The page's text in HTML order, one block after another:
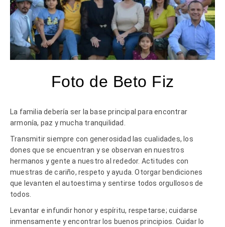
Foto de Beto Fiz
La familia debería ser la base principal para encontrar
armonía, paz y mucha tranquilidad.
Transmitir siempre con generosidad las cualidades, los
dones que se encuentran y se observan en nuestros
hermanos y gente a nuestro al rededor. Actitudes con
muestras de cariño, respeto y ayuda. Otorgar bendiciones
que levanten el autoestima y sentirse todos orgullosos de
todos.
Levantar e infundir honor y espíritu, respetarse; cuidarse
inmensamente y encontrar los buenos principios. Cuidar lo